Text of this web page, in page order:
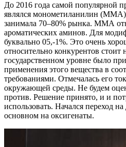
До 2016 года самой популярной
являлся монометиланилин
занимала 70–80% рынка. ММА
ароматических аминов. Для
буквально 05,-1%. Это очень
относительно конкурентов стоит
государственном уровне было
применения этого вещества в
требованиями. Отмечалась его
окружающей среды. Не будем
против. Решение принято, и и
использовать. Начался переход
основном на оксигенаты.